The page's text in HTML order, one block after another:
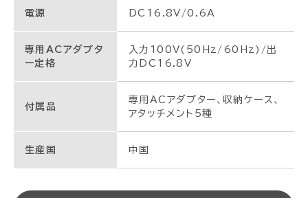
電源 DC16.8V/0.6A
専用ACアダプタ
ー定格
入力100V(50Hz/60Hz)/出
力DC16.8V
付属品
専用ACアダプター、収納ケース、
アタッチメント5種
生産国 中国